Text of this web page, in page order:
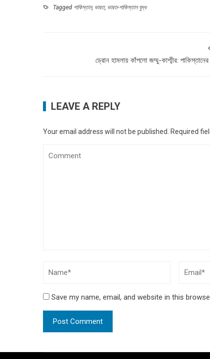
Tagged পাকিস্তান, ভারত, ভারত-পাকিস্তান যুদ্ধ
ড্রোন হামলায় কাঁপলো জম্মু-কাশ্মীর:
LEAVE A REPLY
Your email address will not be published. Required
Save my name, email, and website in this